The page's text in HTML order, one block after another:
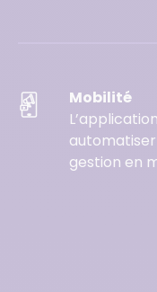
Mobilité
gestion en